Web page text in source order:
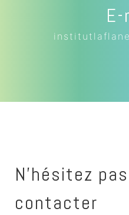
N'hésitez
contacter